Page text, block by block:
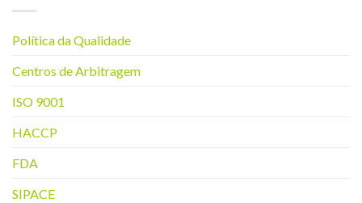
Política da Qualidade
Centros de Arbitragem
ISO 9001
HACCP
FDA
SIPACE